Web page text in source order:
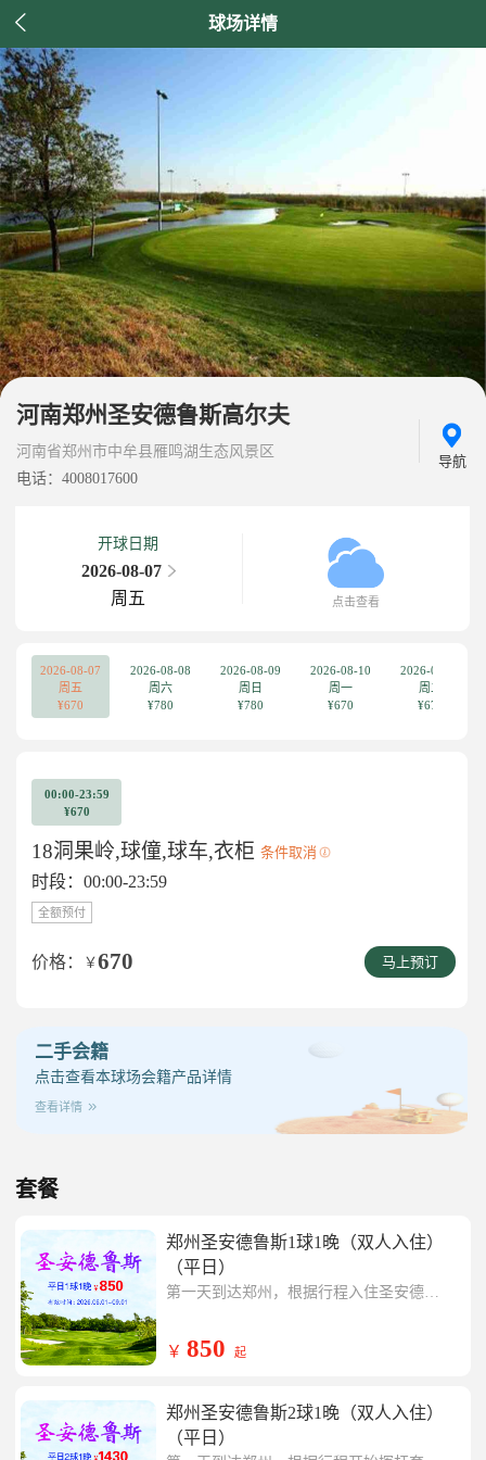
 球场详情
河南郑州圣安德鲁斯高尔夫
河南省郑州市中牟县雁鸣湖生态风景区
电话：4008017600
导航
开球日期
2026-08-07
周五
点击查看
2026-08-07
周五
¥670
2026-08-08
周六
¥780
2026-08-09
周日
¥780
2026-08-10
周一
¥670
2026-08-11
周二
¥670
00:00-23:59
¥670
18洞果岭,球僮,球车,衣柜 条件取消
时段：00:00-23:59
全额预付
价格： ￥670 马上预订
二手会籍
点击查看本球场会籍产品详情
查看详情
套餐
郑州圣安德鲁斯1球1晚（双人入住）
（平日）
第一天到达郑州，根据行程入住圣安德鲁
￥ 850 起
郑州圣安德鲁斯2球1晚（双人入住）
（平日）